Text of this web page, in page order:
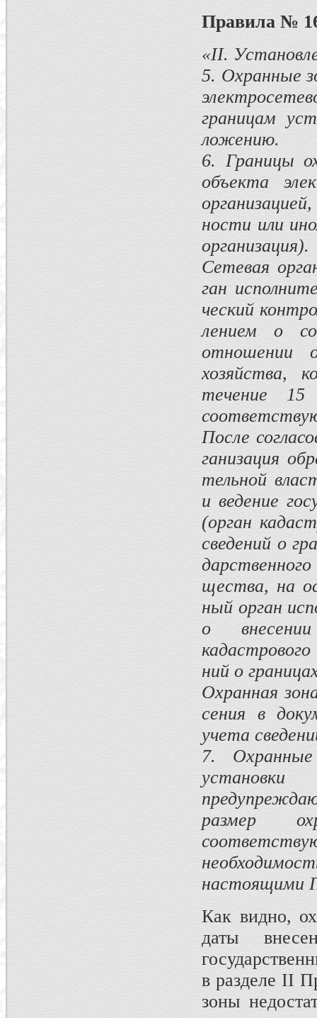
Правила №
«II.
5. Охранные
границам
ложению.
6. Границы
объекта
ности или
организация).
Сетевая
ган
ческий
лением о
отноше­нии
хозяйства,
течение
После
ганизация
тельной
и ведение
(орган
сведений о
щества, на
ный орган
о
ний о
Охранная
сения в
учета
7.
размер
настоящими
Как видно,
даты
в разделе II
зоны